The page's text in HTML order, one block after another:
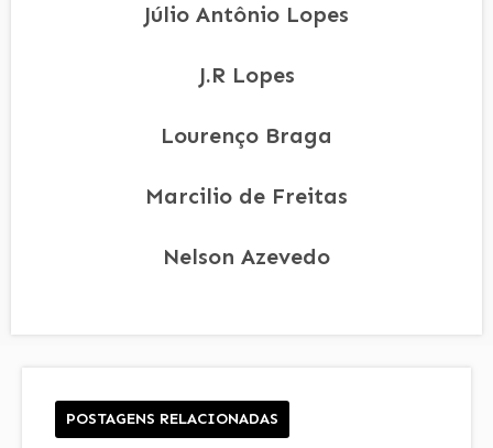
Júlio Antônio Lopes
J.R Lopes
Lourenço Braga
Marcilio de Freitas
Nelson Azevedo
POSTAGENS RELACIONADAS